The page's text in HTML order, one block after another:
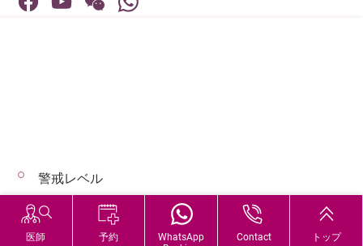
医師 予約
WhatsApp
Contact トップ
© 2026 著作権©アドベンティストヘルス 無断転載を禁じます。
警戒レベル
Hospital Services During Bad Weather